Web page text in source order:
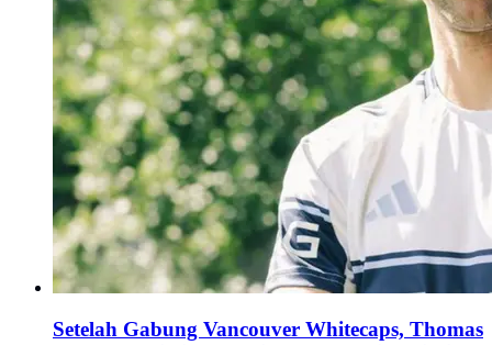
Setelah Gabung Vancouver Whitecaps, Thomas